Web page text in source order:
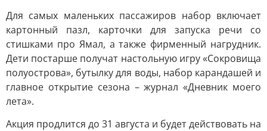
Для самых маленьких пассажиров набор включает
картонный пазл, карточки для запуска речи со
стишками про Ямал, а также фирменный нагрудник.
Дети постарше получат настольную игру «Сокровища
полуострова», бутылку для воды, набор карандашей и
главное открытие сезона – журнал «Дневник моего
лета».
Акция продлится до 31 августа и будет действовать на